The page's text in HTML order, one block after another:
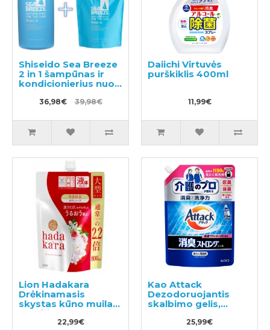
Shiseido Sea Breeze
2 in 1 šampūnas ir
kondicionierius nuo
pleiskanų su
mentoliu 600ml +
36,98€ 39,98€
Daiichi Virtuvės
purškiklis 400ml
11,99€
Lion Hadakara
Drėkinamasis
skystas kūno muilas,
su gėlių aromatu,
užpildas 800ml
22,99€
Kao Attack
Dezodoruojantis
skalbimo gelis,
užpildas 1150g
25,99€